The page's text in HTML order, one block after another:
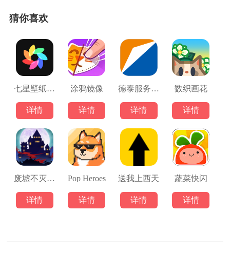
猜你喜欢
七星壁纸安卓版
详情
涂鸦镜像
详情
德泰服务官方
详情
数织画花
详情
废墟不灭之城
详情
Pop Heroes
详情
送我上西天
详情
蔬菜快闪
详情